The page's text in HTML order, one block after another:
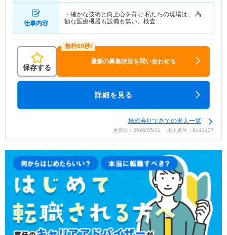
仕事内容
・確かな技術と向上心を育む 私たちの現場は、 高
額な医療機器も設備も無い、検査…
保存する
最新の募集状況を問い合わせる
詳細を見る
株式会社てあての求人一覧
更新日：2026/05/11 求人番号：9142137